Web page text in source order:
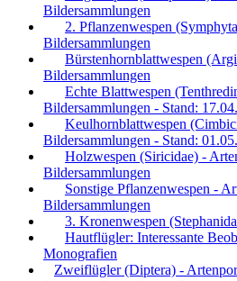
Bildersammlungen
2. Pflanzenwespen
Bildersammlungen
Bürstenhornblattwespen
Bildersammlungen
Echte Blattwespen
Bildersammlungen - Stand:
Keulhornblattwespen
Bildersammlungen - Stand:
Holzwespen (Siricidae) -
Bildersammlungen
Sonstige Pflanzenwespen -
Bildersammlungen
3. Kronenwespen
Hautflügler: Interessante
Monografien
Zweiflügler (Diptera) -